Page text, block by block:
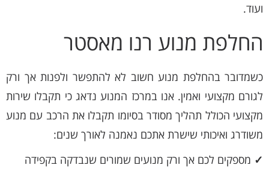
ועוד.
החלפת מנוע רנו מאסטר
כשמדובר בהחלפת מנוע חשוב לא להתפשר ולפנות אך ורק
לגורם מקצועי ואמין. אנו במרכז המנוע נדאג כי תקבלו שירות
מקצועי הכולל תהליך מסודר בסיומו תקבלו את הרכב עם מנוע
משודרג ואיכותי שישרת אתכם נאמנה לאורך שנים:
✓ מספקים לכם אך ורק מנועים שמורים שנבדקה בקפידה